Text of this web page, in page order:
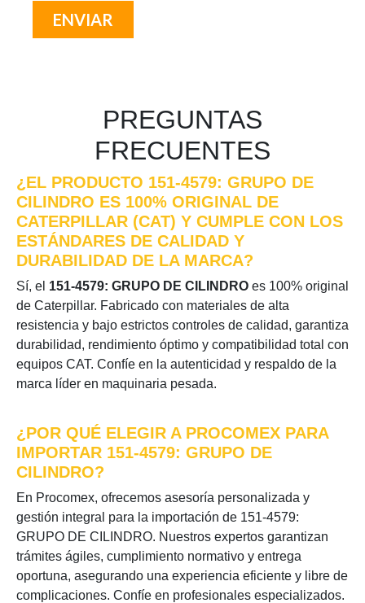
PREGUNTAS
FRECUENTES
¿EL PRODUCTO 151-4579: GRUPO DE
CILINDRO ES 100% ORIGINAL DE
CATERPILLAR (CAT) Y CUMPLE CON LOS
ESTÁNDARES DE CALIDAD Y
DURABILIDAD DE LA MARCA?
Sí, el 151-4579: GRUPO DE CILINDRO es 100% original
de Caterpillar. Fabricado con materiales de alta
resistencia y bajo estrictos controles de calidad, garantiza
durabilidad, rendimiento óptimo y compatibilidad total con
equipos CAT. Confíe en la autenticidad y respaldo de la
marca líder en maquinaria pesada.
¿POR QUÉ ELEGIR A PROCOMEX PARA
IMPORTAR 151-4579: GRUPO DE
CILINDRO?
En Procomex, ofrecemos asesoría personalizada y
gestión integral para la importación de 151-4579:
GRUPO DE CILINDRO. Nuestros expertos garantizan
trámites ágiles, cumplimiento normativo y entrega
oportuna, asegurando una experiencia eficiente y libre de
complicaciones. Confíe en profesionales especializados.